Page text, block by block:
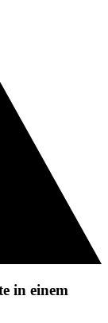
in einem